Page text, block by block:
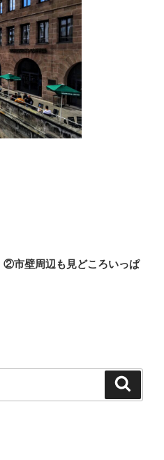
市壁周辺も見どころいっぱ